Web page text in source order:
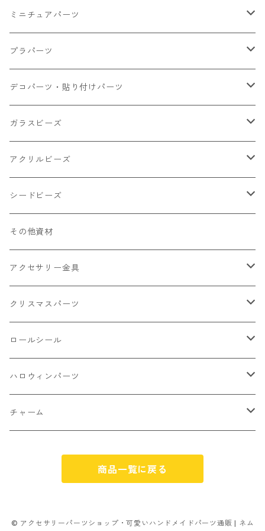
ミニチュアパーツ
大きいパーツ グラス系
小さいパーツ グラス系
小物
カップ
プラパーツ
ナスカン カニカン
リング イヤリング パーツ
チェーンパーツ
プラチャーム
デコパーツ・貼り付けパーツ
食べ物系
キャンディ
ドーナツ
パン
ゼリー
アニマル系
うさぎ
くま
スライス棒
フレーク カット済
シール付き
フルーツ系 野菜果物
お花
ミニパーツ ネイル
雑貨系
シーズン系
ガラスビーズ
ミレフィオリ
ランプワーク
キャッツアイ
アクリルビーズ
丸玉6㎜ ラウンド
丸玉8㎜ ラウンド
カボチャ
クラック
ソロバン型
アルファベット
単文字
スマイル
フラワー お花
シードビーズ
ミックス
2㎜
不透明
3㎜
不透明タイプ
ミックスタイプ
4㎜
その他資材
アクセサリー金具
カラー丸カン
10㎜
ボールチップ
ピアスパーツ
ヘアーパーツ
カニカン
クリスマスパーツ
プラチャーム
デコパーツ 貼り付けパーツ
OPP袋
アクリルビーズ
フレークシュガー
ロールシール
サンキュー
クリスマス
フレークシュガー
ハロウィンパーツ
おばけ
チャーム
アルファベット
商品一覧に戻る
© アクセサリーパーツショップ・可愛いハンドメイドパーツ通販 | ネム